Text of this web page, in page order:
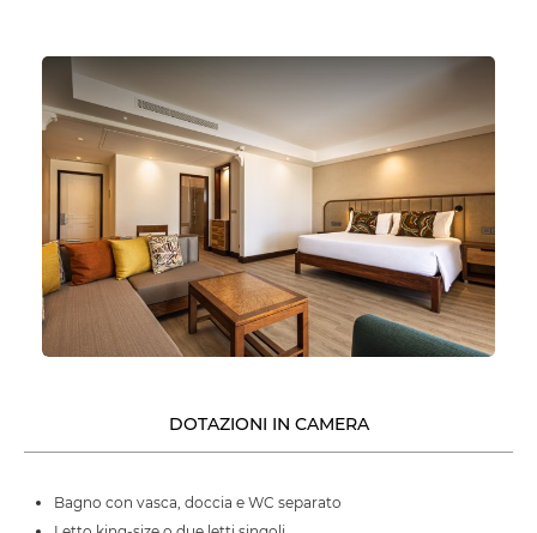
DOTAZIONI IN CAMERA
Bagno con vasca, doccia e WC separato